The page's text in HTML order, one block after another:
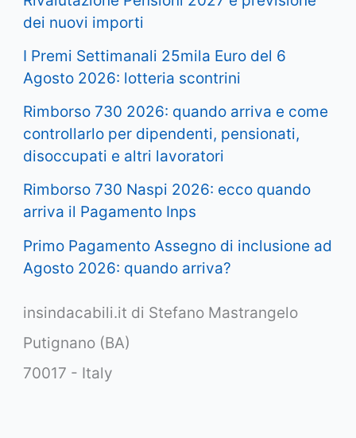
dei nuovi importi
I Premi Settimanali 25mila Euro del 6
Agosto 2026: lotteria scontrini
Rimborso 730 2026: quando arriva e come
controllarlo per dipendenti, pensionati,
disoccupati e altri lavoratori
Rimborso 730 Naspi 2026: ecco quando
arriva il Pagamento Inps
Primo Pagamento Assegno di inclusione ad
Agosto 2026: quando arriva?
insindacabili.it di Stefano Mastrangelo
Putignano (BA)
70017 - Italy